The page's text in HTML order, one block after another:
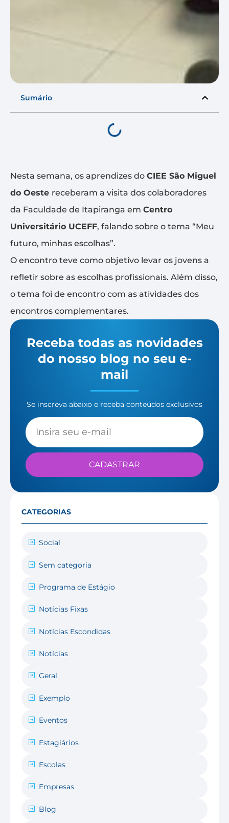
Sumário
Nesta semana, os aprendizes do CIEE São Miguel
do Oeste receberam a visita dos colaboradores
da Faculdade de Itapiranga em Centro
Universitário UCEFF, falando sobre o tema “Meu
futuro, minhas escolhas”.
O encontro teve como objetivo levar os jovens a
refletir sobre as escolhas profissionais. Além disso,
o tema foi de encontro com as atividades dos
encontros complementares.
Receba todas as novidades
do nosso blog no seu e-
mail
Se inscreva abaixo e receba conteúdos exclusivos
CADASTRAR
CATEGORIAS
Social
Sem categoria
Programa de Estágio
Notícias Fixas
Notícias Escondidas
Notícias
Geral
Exemplo
Eventos
Estagiários
Escolas
Empresas
Blog